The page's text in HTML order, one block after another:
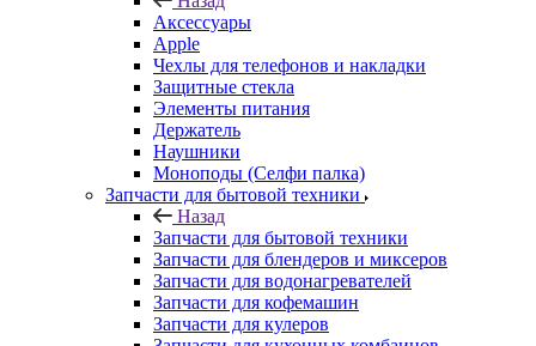
Держатель
Наушники
Моноподы (Селфи палка)
Запчасти для бытовой техники
Назад
Запчасти для бытовой техники
Запчасти для блендеров и миксеров
Запчасти для водонагревателей
Запчасти для кофемашин
Запчасти для кулеров
Запчасти для кухонных комбаинов
Запчасти для кухонных плит
Запчасти для масляных радиаторов
Запчасти для мультиварок
Запчасти для мясорубок
Запчасти для посудомоечных машин